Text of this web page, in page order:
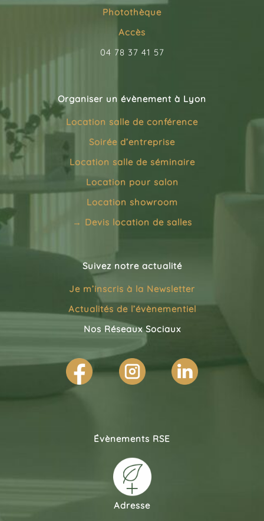
Photothèque
Accès
04 78 37 41 57
Organiser un évènement à Lyon
Location salle de conférence
Soirée d’entreprise
Location salle de séminaire
Location pour salon
Location showroom
→ Devis location de salles
Suivez notre actualité
Je m’inscris à la Newsletter
Actualités de l’évènementiel
Nos Réseaux Sociaux
Évènements RSE
Adresse